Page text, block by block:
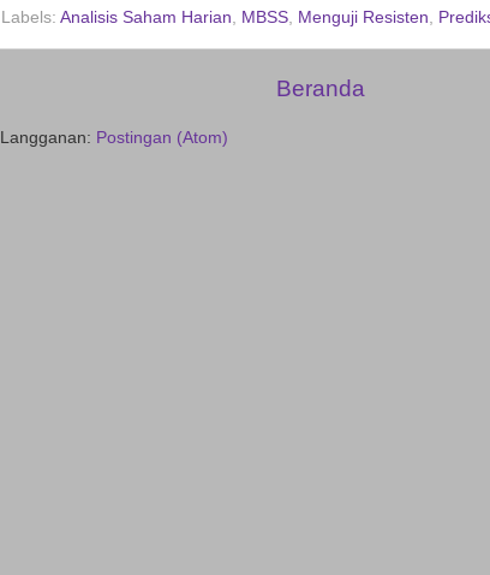
Labels: Analisis Saham Harian MBSS Menguji Resisten
Beranda
Langganan: Postingan (Atom)